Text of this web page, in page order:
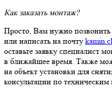
Как заказать монтаж?
Просто, Вам нужно
или написать на почту
оставьте заявку специалист
в ближайшее время. Также
на объект установки для
консультации по